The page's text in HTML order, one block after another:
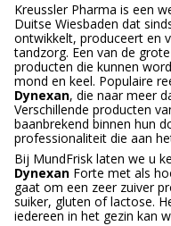
Kreussler Pharma is een
Duitse Wiesbaden dat
ontwikkelt, produceert en
tandzorg. Een van de
producten die kunnen
mond en keel. Populaire
Dynexan, die naar meer
Verschillende producten
baanbrekend binnen hun
professionaliteit die aan
Bij MundFrisk laten we u
Dynexan Forte met als
gaat om een zeer zuiver
suiker, gluten of lactose.
iedereen in het gezin kan